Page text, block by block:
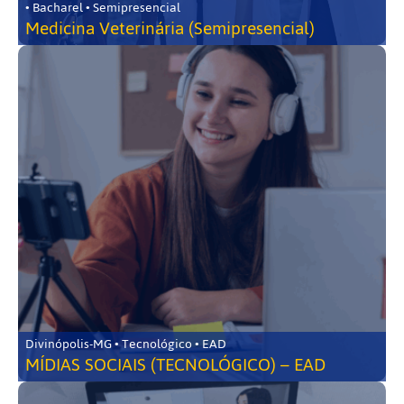
• Bacharel • Semipresencial
Medicina Veterinária (Semipresencial)
Divinópolis-MG • Tecnológico • EAD
MÍDIAS SOCIAIS (TECNOLÓGICO) – EAD